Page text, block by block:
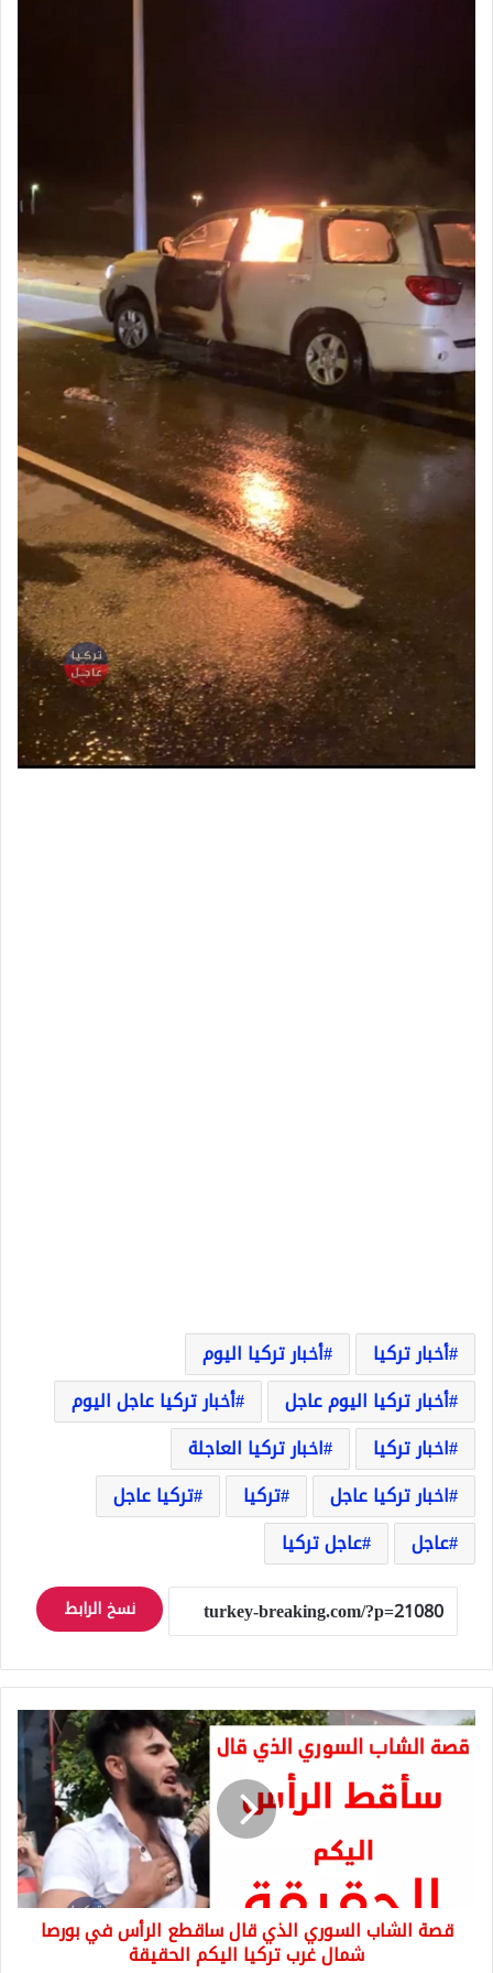
أخبار تركيا
أخبار تركيا اليوم
أخبار تركيا اليوم عاجل
أخبار تركيا عاجل اليوم
اخبار تركيا
اخبار تركيا العاجلة
اخبار تركيا عاجل
تركيا
تركيا عاجل
عاجل
عاجل تركيا
نسخ الرابط
قصة
الشاب
شمالقصة الشاب السوري الذي قال ساقطع الرأس في بورصا
شمال غرب تركيا اليكم الحقيقة